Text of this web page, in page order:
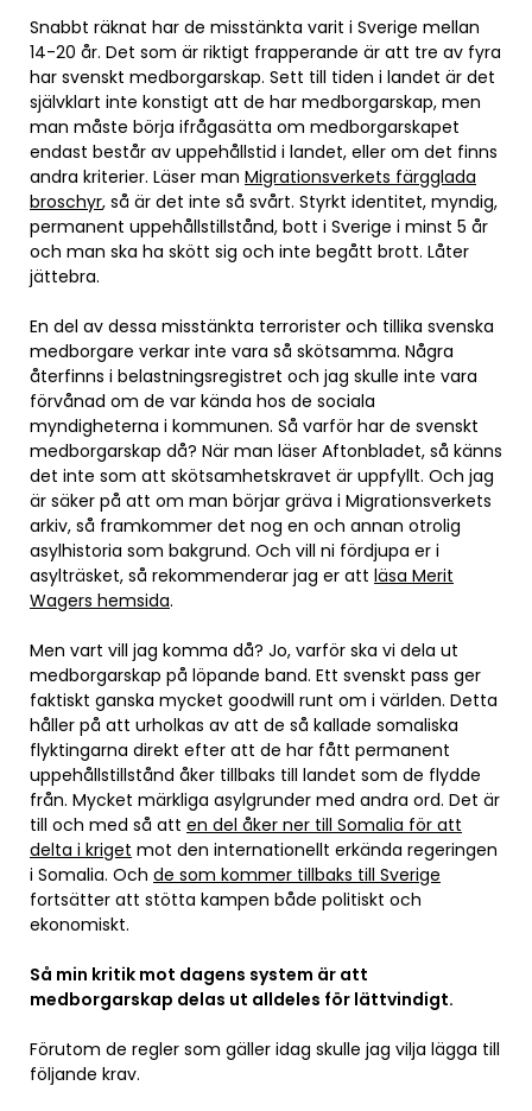
Snabbt räknat har de misstänkta varit i Sverige mellan
14-20 år. Det som är riktigt frapperande är att tre av fyra
har svenskt medborgarskap. Sett till tiden i landet är det
självklart inte konstigt att de har medborgarskap, men
man måste börja ifrågasätta om medborgarskapet
endast består av uppehållstid i landet, eller om det finns
andra kriterier. Läser man Migrationsverkets färgglada
broschyr, så är det inte så svårt. Styrkt identitet, myndig,
permanent uppehållstillstånd, bott i Sverige i minst 5 år
och man ska ha skött sig och inte begått brott. Låter
jättebra.
En del av dessa misstänkta terrorister och tillika svenska
medborgare verkar inte vara så skötsamma. Några
återfinns i belastningsregistret och jag skulle inte vara
förvånad om de var kända hos de sociala
myndigheterna i kommunen. Så varför har de svenskt
medborgarskap då? När man läser Aftonbladet, så känns
det inte som att skötsamhetskravet är uppfyllt. Och jag
är säker på att om man börjar gräva i Migrationsverkets
arkiv, så framkommer det nog en och annan otrolig
asylhistoria som bakgrund. Och vill ni fördjupa er i
asylträsket, så rekommenderar jag er att läsa Merit
Wagers hemsida.
Men vart vill jag komma då? Jo, varför ska vi dela ut
medborgarskap på löpande band. Ett svenskt pass ger
faktiskt ganska mycket goodwill runt om i världen. Detta
håller på att urholkas av att de så kallade somaliska
flyktingarna direkt efter att de har fått permanent
uppehållstillstånd åker tillbaks till landet som de flydde
från. Mycket märkliga asylgrunder med andra ord. Det är
till och med så att en del åker ner till Somalia för att
delta i kriget mot den internationellt erkända regeringen
i Somalia. Och de som kommer tillbaks till Sverige
fortsätter att stötta kampen både politiskt och
ekonomiskt.
Så min kritik mot dagens system är att
medborgarskap delas ut alldeles för lättvindigt.
Förutom de regler som gäller idag skulle jag vilja lägga till
följande krav.